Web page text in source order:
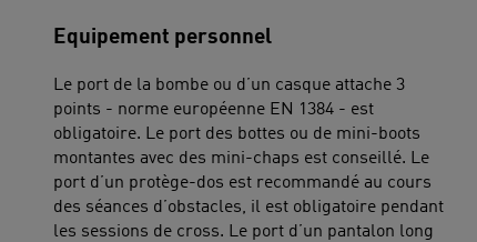
Equipement personnel
Le port de la bombe ou d’un casque attache 3
points - norme européenne EN 1384 - est
obligatoire. Le port des bottes ou de mini-boots
montantes avec des mini-chaps est conseillé. Le
port d’un protège-dos est recommandé au cours
des séances d’obstacles, il est obligatoire pendant
les sessions de cross. Le port d’un pantalon long